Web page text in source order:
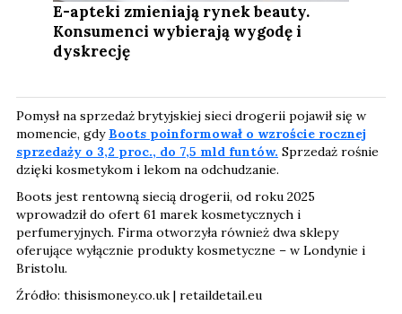
E-apteki zmieniają rynek beauty.
Konsumenci wybierają wygodę i
dyskrecję
Pomysł na sprzedaż brytyjskiej sieci drogerii pojawił się w
momencie, gdy Boots poinformował o wzroście rocznej
sprzedaży o 3,2 proc., do 7,5 mld funtów. Sprzedaż rośnie
dzięki kosmetykom i lekom na odchudzanie.
Boots jest rentowną siecią drogerii, od roku 2025
wprowadził do ofert 61 marek kosmetycznych i
perfumeryjnych. Firma otworzyła również dwa sklepy
oferujące wyłącznie produkty kosmetyczne – w Londynie i
Bristolu.
Źródło: thisismoney.co.uk | retaildetail.eu